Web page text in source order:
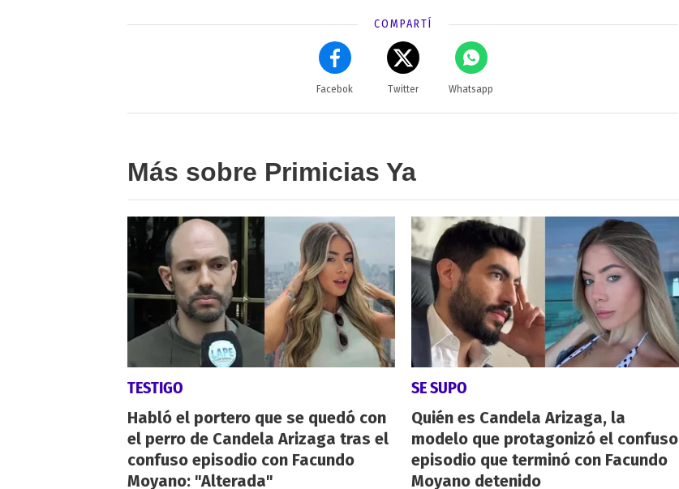
COMPARTÍ
Facebok Twitter Whatsapp
Más sobre Primicias Ya
TESTIGO
Habló el portero que se quedó con
el perro de Candela Arizaga tras el
confuso episodio con Facundo
Moyano: "Alterada"
SE SUPO
Quién es Candela Arizaga, la
modelo que protagonizó el confuso
episodio que terminó con Facundo
Moyano detenido